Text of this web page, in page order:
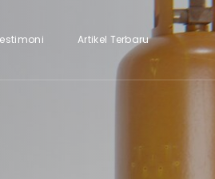
Artikel Terbaru